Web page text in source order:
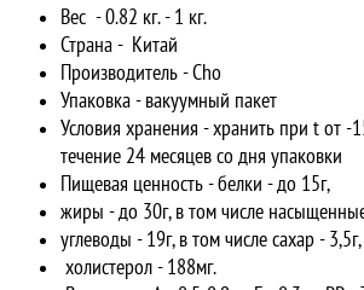
Вес - 0.82 кг. - 1 кг.
Страна - Китай
Производитель - Cho
Упаковка - вакуумный пакет
Условия хранения - хранить при t от -
течение 24 месяцев со дня упаковки
Пищевая ценность - белки - до 15г,
жиры - до 30г, в том числе
углеводы - 19г, в том числе сахар - 3,5г,
холистерол - 188мг.